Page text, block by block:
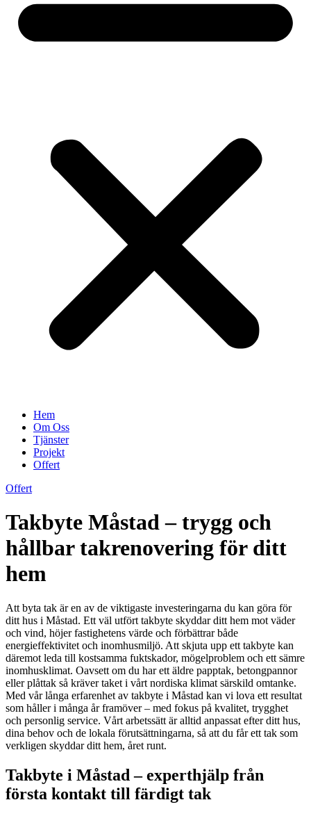
Hem
Om Oss
Tjänster
Projekt
Offert
Offert
Takbyte Måstad – trygg och
hållbar takrenovering för ditt
hem
Att byta tak är en av de viktigaste investeringarna du kan göra för
ditt hus i Måstad. Ett väl utfört takbyte skyddar ditt hem mot väder
och vind, höjer fastighetens värde och förbättrar både
energieffektivitet och inomhusmiljö. Att skjuta upp ett takbyte kan
däremot leda till kostsamma fuktskador, mögelproblem och ett sämre
inomhusklimat. Oavsett om du har ett äldre papptak, betongpannor
eller plåttak så kräver taket i vårt nordiska klimat särskild omtanke.
Med vår långa erfarenhet av takbyte i Måstad kan vi lova ett resultat
som håller i många år framöver – med fokus på kvalitet, trygghet
och personlig service. Vårt arbetssätt är alltid anpassat efter ditt hus,
dina behov och de lokala förutsättningarna, så att du får ett tak som
verkligen skyddar ditt hem, året runt.
Takbyte i Måstad – experthjälp från
första kontakt till färdigt tak